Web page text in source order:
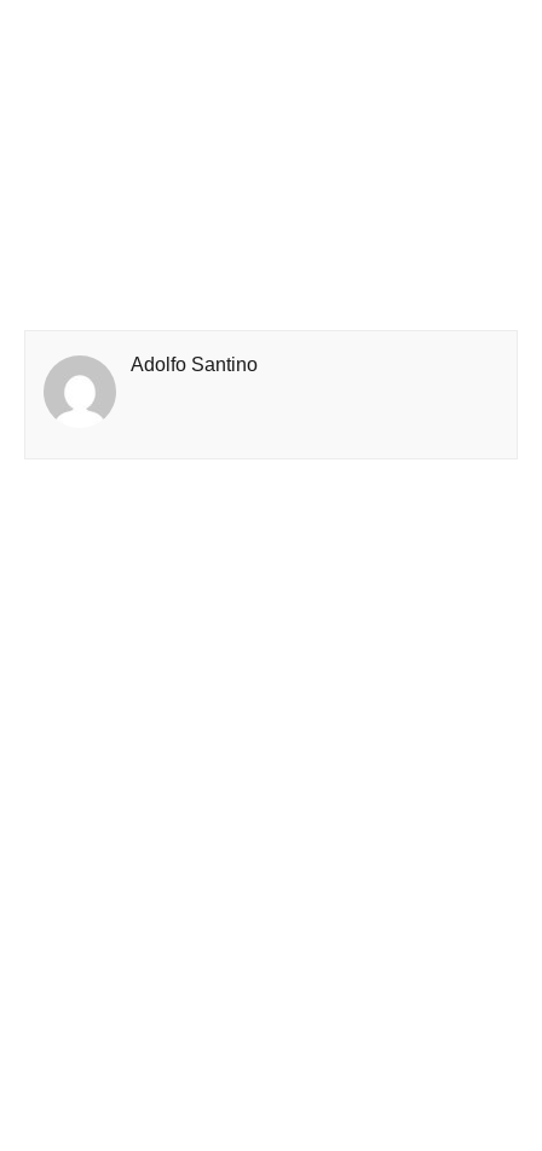
Adolfo Santino